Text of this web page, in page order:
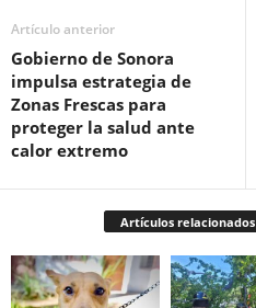
Artículo anterior
Gobierno de Sonora
impulsa estrategia de
Zonas Frescas para
proteger la salud ante
calor extremo
Artículos relacionados